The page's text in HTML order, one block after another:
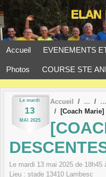
Accueil EVENEMENTS
Photos COURSE STE
Le mardi
13
MAI 2025
Accueil
[Coach
Le mardi 13 mai 2025 de 18h45
Lieu : stade 13410 Lambesc
Panneau de gestion des